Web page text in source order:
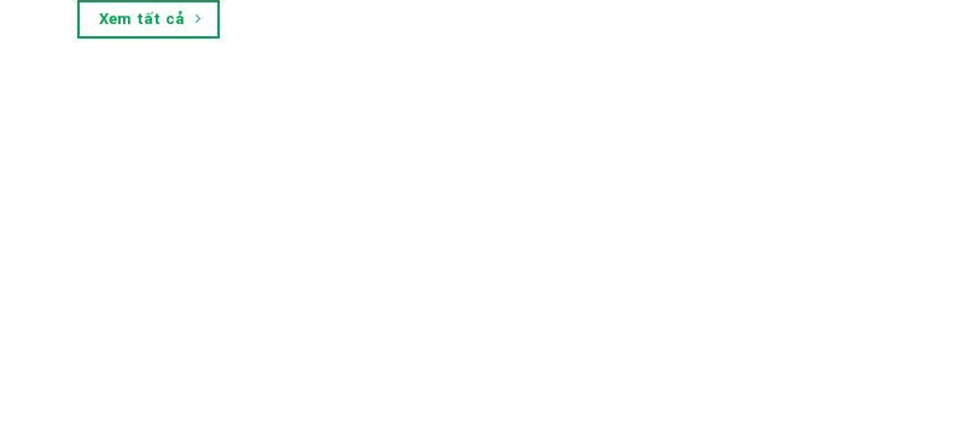
Xem tất cả